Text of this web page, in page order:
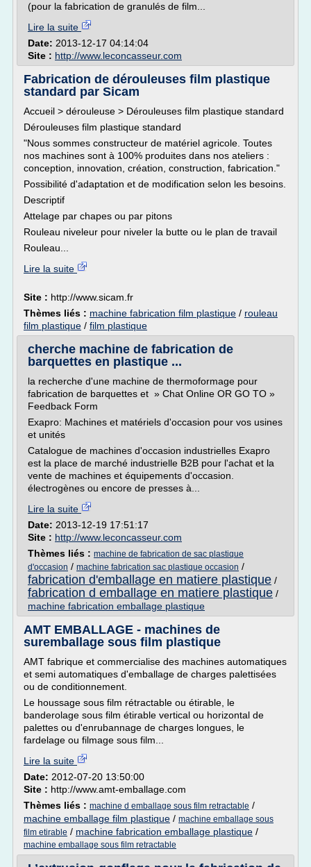
(pour la fabrication de granulés de film...
Lire la suite
Date: 2013-12-17 04:14:04
Site : http://www.leconcasseur.com
Fabrication de dérouleuses film plastique
standard par Sicam
Accueil > dérouleuse > Dérouleuses film plastique standard
Dérouleuses film plastique standard
"Nous sommes constructeur de matériel agricole. Toutes
nos machines sont à 100% produites dans nos ateliers :
conception, innovation, création, construction, fabrication."
Possibilité d'adaptation et de modification selon les besoins.
Descriptif
Attelage par chapes ou par pitons
Rouleau niveleur pour niveler la butte ou le plan de travail
Rouleau...
Lire la suite
Site : http://www.sicam.fr
Thèmes liés : machine fabrication film plastique / rouleau
film plastique / film plastique
cherche machine de fabrication de
barquettes en plastique ...
la recherche d'une machine de thermoformage pour
fabrication de barquettes et » Chat Online OR GO TO »
Feedback Form
Exapro: Machines et matériels d'occasion pour vos usines
et unités
Catalogue de machines d'occasion industrielles Exapro
est la place de marché industrielle B2B pour l'achat et la
vente de machines et équipements d'occasion.
électrogènes ou encore de presses à...
Lire la suite
Date: 2013-12-19 17:51:17
Site : http://www.leconcasseur.com
Thèmes liés : machine de fabrication de sac plastique
d'occasion / machine fabrication sac plastique occasion /
fabrication d'emballage en matiere plastique /
fabrication d emballage en matiere plastique /
machine fabrication emballage plastique
AMT EMBALLAGE - machines de
suremballage sous film plastique
AMT fabrique et commercialise des machines automatiques
et semi automatiques d'emballage de charges palettisées
ou de conditionnement.
Le houssage sous film rétractable ou étirable, le
banderolage sous film étirable vertical ou horizontal de
palettes ou d'enrubannage de charges longues, le
fardelage ou filmage sous film...
Lire la suite
Date: 2012-07-20 13:50:00
Site : http://www.amt-emballage.com
Thèmes liés : machine d emballage sous film retractable /
machine emballage film plastique / machine emballage sous
film etirable / machine fabrication emballage plastique /
machine emballage sous film retractable